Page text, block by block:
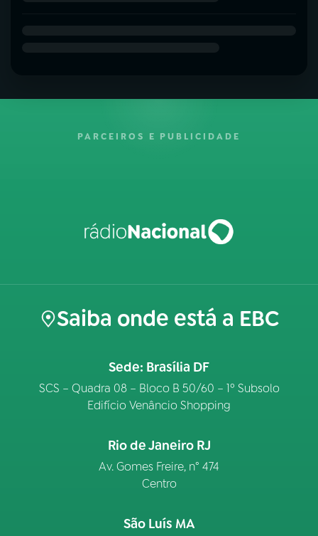
PARCEIROS E PUBLICIDADE
Saiba onde está a EBC
Sede: Brasília DF
SCS – Quadra 08 – Bloco B 50/60 – 1º Subsolo
Edifício Venâncio Shopping
Rio de Janeiro RJ
Av. Gomes Freire, n° 474
Centro
São Luís MA